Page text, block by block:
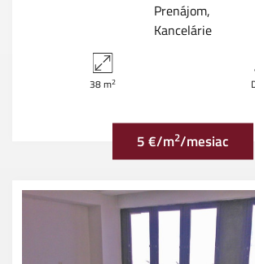
Prenájom
Kancelárie
38 m2
5 €/m2/mesiac